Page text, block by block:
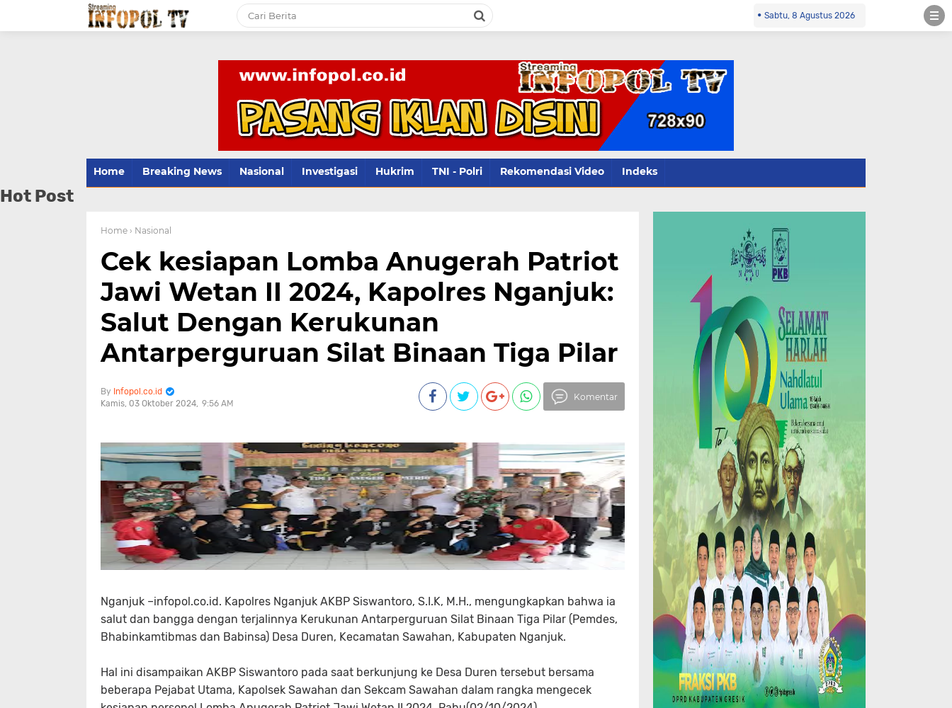
Sabtu, 8 Agustus 2026
Home Breaking News Nasional Investigasi Hukrim TNI - Polri Rekomendasi Video Indeks
Hot Post
Home › Nasional
Cek kesiapan Lomba Anugerah Patriot
Jawi Wetan II 2024, Kapolres Nganjuk:
Salut Dengan Kerukunan
Antarperguruan Silat Binaan Tiga Pilar
Infopol.co.id
Kamis, 03 Oktober 2024 9:56 AM
Komentar
Nganjuk –infopol.co.id. Kapolres Nganjuk AKBP Siswantoro, S.I.K, M.H., mengungkapkan bahwa ia
salut dan bangga dengan terjalinnya Kerukunan Antarperguruan Silat Binaan Tiga Pilar (Pemdes,
Bhabinkamtibmas dan Babinsa) Desa Duren, Kecamatan Sawahan, Kabupaten Nganjuk.
Hal ini disampaikan AKBP Siswantoro pada saat berkunjung ke Desa Duren tersebut bersama
beberapa Pejabat Utama, Kapolsek Sawahan dan Sekcam Sawahan dalam rangka mengecek